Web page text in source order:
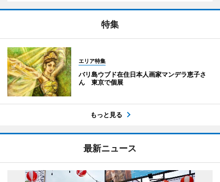
特集
エリア特集
バリ島ウブド在住日本人画家マンデラ恵子さ
ん 東京で個展
もっと見る
最新ニュース